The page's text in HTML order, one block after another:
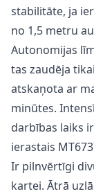
stabilitāte, ja
no 1,5 metru
Autonomijas
tas zaudēja
atskaņota ar
minūtes.
darbības laiks
ierastais
Ir pilnvērtīgi
kartei. Ātrā